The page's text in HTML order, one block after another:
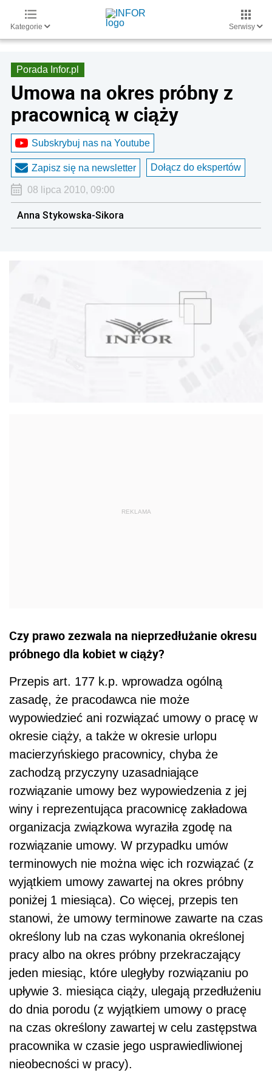
Kategorie Serwisy
Porada Infor.pl
Umowa na okres próbny z
pracownicą w ciąży
Subskrybuj nas na Youtube
Zapisz się na newsletter Dołącz do ekspertów
08 lipca 2010, 09:00
Anna Stykowska-Sikora
Czy prawo zezwala na nieprzedłużanie okresu
próbnego dla kobiet w ciąży?
Przepis art. 177 k.p. wprowadza ogólną
zasadę, że pracodawca nie może
wypowiedzieć ani rozwiązać umowy o pracę w
okresie ciąży, a także w okresie urlopu
macierzyńskiego pracownicy, chyba że
zachodzą przyczyny uzasadniające
rozwiązanie umowy bez wypowiedzenia z jej
winy i reprezentująca pracownicę zakładowa
organizacja związkowa wyraziła zgodę na
rozwiązanie umowy. W przypadku umów
terminowych nie można więc ich rozwiązać (z
wyjątkiem umowy zawartej na okres próbny
poniżej 1 miesiąca). Co więcej, przepis ten
stanowi, że umowy terminowe zawarte na czas
określony lub na czas wykonania określonej
pracy albo na okres próbny przekraczający
jeden miesiąc, które uległyby rozwiązaniu po
upływie 3. miesiąca ciąży, ulegają przedłużeniu
do dnia porodu (z wyjątkiem umowy o pracę
na czas określony zawartej w celu zastępstwa
pracownika w czasie jego usprawiedliwionej
nieobecności w pracy).